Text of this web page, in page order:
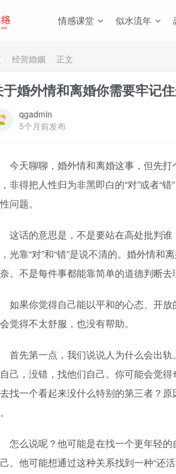
情感课堂 似水流年
经营婚姻 正文
于婚外情和离婚你需要牢记
qgadmin
5个月前发布
天聊聊，婚外情和离婚这事，但先打
非得把人性归为非黑即白的“对”或者“
问题。
话的意思是，不是要站在高处批判谁
光靠“对”和“错”是说不清的。婚外情
。不是每件事都能靠简单的道德判断去
果你觉得自己能以平和的心态、开放
觉得不太舒服，也没有帮助。
先第一点，我们说说人为什么会出轨
己，没错，找他们自己。你可能会觉
找一个看起来没什么特别的第三者？
么说呢？他可能是在找一个更年轻的
。他可能想通过这种关系找到一种“还